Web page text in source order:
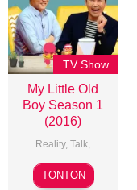
TV Show
My Little Old
Boy Season 1
(2016)
Reality, Talk,
TONTON